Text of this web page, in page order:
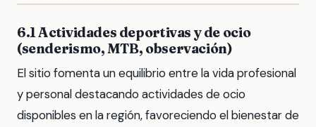
6.1 Actividades deportivas y de ocio
(senderismo, MTB, observación)
El sitio fomenta un equilibrio entre la vida profesional
y personal destacando actividades de ocio
disponibles en la región, favoreciendo el bienestar de